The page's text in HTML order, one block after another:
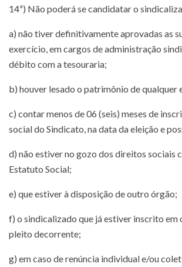
14ª) Não poderá se candidatar o
a) não tiver definitivamente aprovadas as
exercício, em cargos de administração
débito com a tesouraria;
b) houver lesado o patrimônio de qualquer
c) contar menos de 06 (seis) meses de
social do Sindicato, na data da eleição e
d) não estiver no gozo dos direitos sociais
Estatuto Social;
e) que estiver à disposição de outro órgão;
f) o sindicalizado que já estiver inscrito em
pleito decorrente;
g) em caso de renúncia individual e/ou